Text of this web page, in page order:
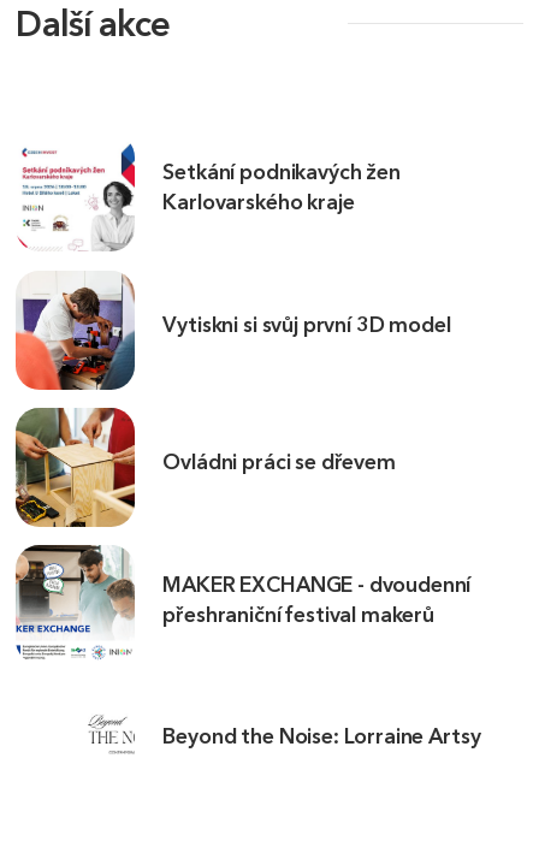
Další akce
Setkání podnikavých žen
Karlovarského kraje
Vytiskni si svůj první 3D model
Ovládni práci se dřevem
MAKER EXCHANGE - dvoudenní
přeshraniční festival makerů
Beyond the Noise: Lorraine Artsy